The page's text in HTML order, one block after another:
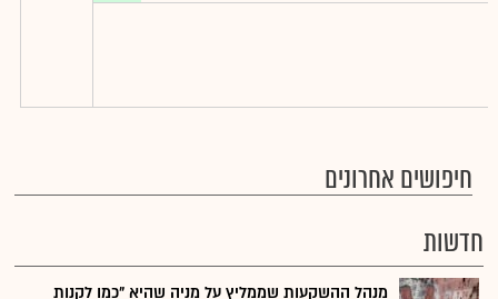
חיפושים אחרונים
חדשות
מנהל ההשקעות שממליץ על מניה שהיא "כמו לקנות